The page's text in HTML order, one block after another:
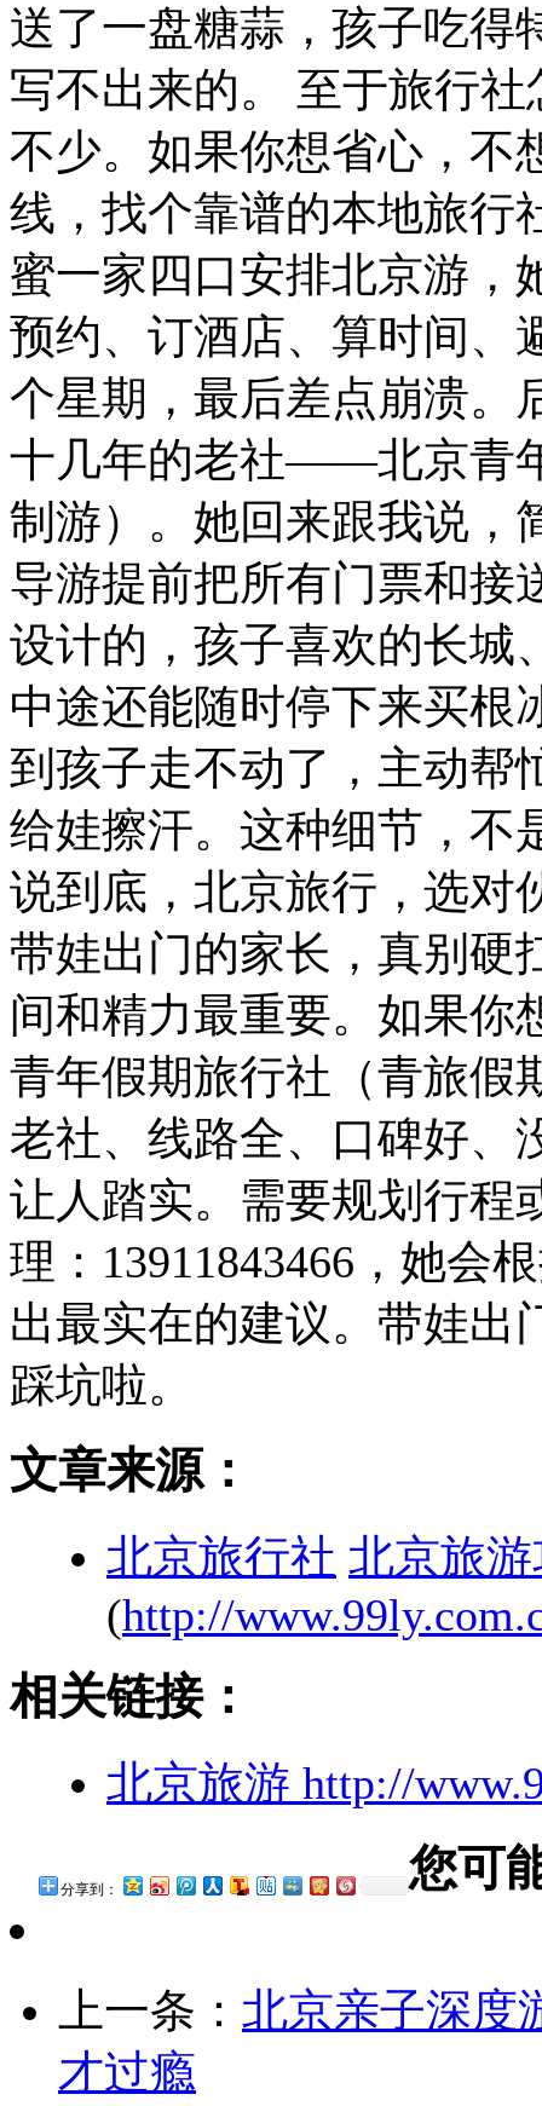
送了一盘糖蒜，孩子吃得
写不出来的。
至于旅行社
不少。如果你想省心，不
线，找个靠谱的本地旅行
蜜一家四口安排北京游，
预约、订酒店、算时间
个星期，最后差点崩溃。
十几年的老社——北京青
制游）。她回来跟我说，
导游提前把所有门票和接
设计的，孩子喜欢的长城
中途还能随时停下来买根
到孩子走不动了，主动帮
给娃擦汗。这种细节，不
说到底，北京旅行，选对
带娃出门的家长，真别硬
间和精力最重要。如果你
青年假期旅行社（青旅
老社、线路全、口碑好、
让人踏实。需要规划行程
理：13911843466，她会
出最实在的建议。带娃出
踩坑啦。
文章来源：
北京旅行社 北京旅
(http://
相关链接：
北京旅游 http://
分享到： 您可
上一条： 北京亲子深度
才过瘾